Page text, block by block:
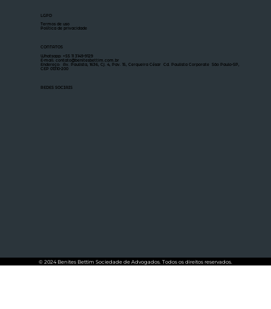
LGPD
Termos de uso
Política de privacidade
CONTATOS
Whatsapp: +55 11 3149-9129
E-mail: contato@benitesbettim.com.br
Endereço: Av. Paulista, 1636, Cj. 4, Pav. 15, Cerqueira César Cd. Paulista Corporate São Paulo-SP,
CEP 01310-200
REDES SOCIAIS
© 2024 Benites Bettim Sociedade de Advogados. Todos os direitos reservados.